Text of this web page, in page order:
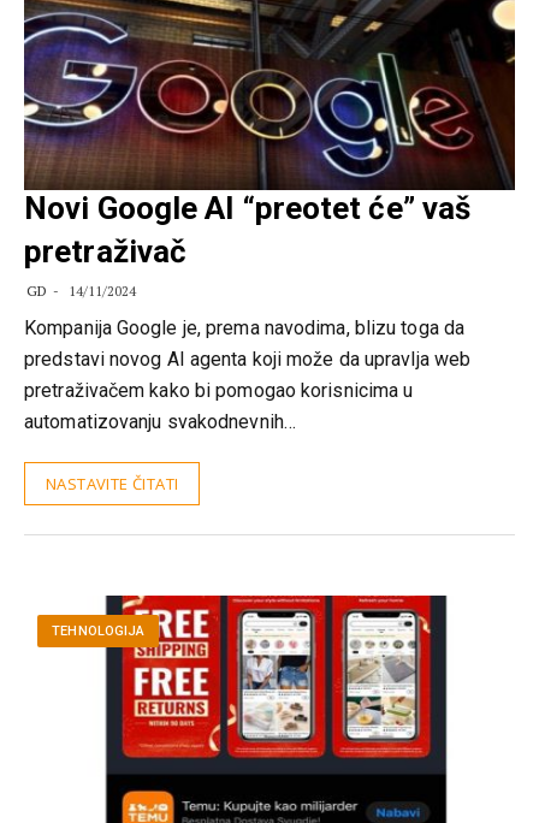
Novi Google AI “preotet će” vaš
pretraživač
GD 14/11/2024
Kompanija Google je, prema navodima, blizu toga da
predstavi novog AI agenta koji može da upravlja web
pretraživačem kako bi pomogao korisnicima u
automatizovanju svakodnevnih…
NASTAVITE ČITATI
TEHNOLOGIJA